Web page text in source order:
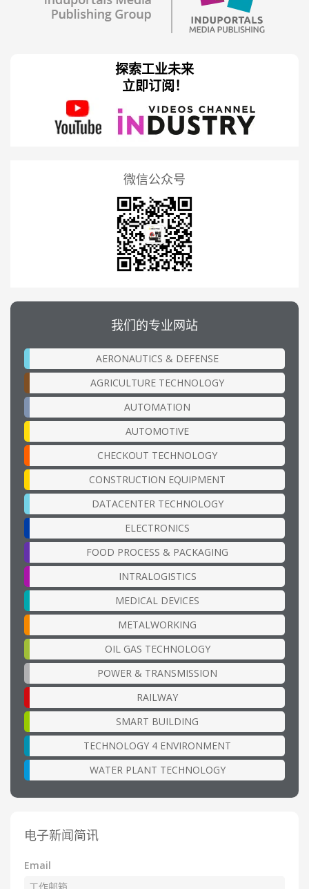
探索工业未来
立即订阅！
微信公众号
我们的专业网站
AERONAUTICS & DEFENSE
AGRICULTURE TECHNOLOGY
AUTOMATION
AUTOMOTIVE
CHECKOUT TECHNOLOGY
CONSTRUCTION EQUIPMENT
DATACENTER TECHNOLOGY
ELECTRONICS
FOOD PROCESS & PACKAGING
INTRALOGISTICS
MEDICAL DEVICES
METALWORKING
OIL GAS TECHNOLOGY
POWER & TRANSMISSION
RAILWAY
SMART BUILDING
TECHNOLOGY 4 ENVIRONMENT
WATER PLANT TECHNOLOGY
电子新闻简讯
Email